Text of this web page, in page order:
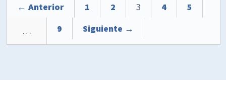
← Anterior 1 2 3 4 5
… 9 Siguiente →